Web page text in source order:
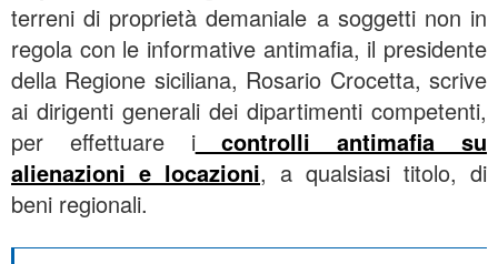
terreni di proprietà demaniale a soggetti non in
regola con le informative antimafia, il presidente
della Regione siciliana, Rosario Crocetta, scrive
ai dirigenti generali dei dipartimenti competenti,
per effettuare icontrolli antimafia su
alienazioni e locazioni, a qualsiasi titolo, di
beni regionali.